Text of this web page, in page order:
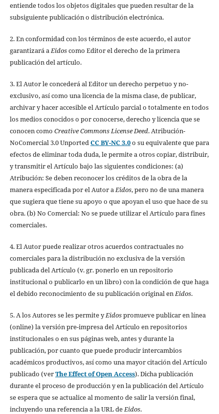
entiende todos los objetos digitales que pueden resultar de la
subsiguiente publicación o distribución electrónica.
2. En conformidad con los términos de este acuerdo, el autor
garantizará aEidoscomo Editor el derecho de la primera
publicación del artículo.
3. El Autor le concederá al Editor un derecho perpetuo y no-
exclusivo, así como una licencia de la misma clase, de publicar,
archivar y hacer accesible el Artículo parcial o totalmente en todos
los medios conocidos o por conocerse, derecho y licencia que se
conocen como Creative Commons License Deed. Atribución-
NoComercial 3.0 UnportedCC BY-NC 3.0o su equivalente que para
efectos de eliminar toda duda, le permite a otros copiar, distribuir,
y transmitir el Artículo bajo las siguientes condiciones: (a)
Atribución: Se deben reconocer los créditos de la obra de la
manera especificada por el Autor aEidos, pero no de una manera
que sugiera que tiene su apoyo o que apoyan el uso que hace de su
obra. (b) No Comercial: No se puede utilizar el Artículo para fines
comerciales.
4. El Autor puede realizar otros acuerdos contractuales no
comerciales para la distribución no exclusiva de la versión
publicada del Artículo (v. gr. ponerlo en un repositorio
institucional o publicarlo en un libro) con la condición de que haga
el debido reconocimiento de su publicación original enEidos.
5. A los Autores se les permite yEidospromueve publicar en línea
(online) la versión pre-impresa del Artículo en repositorios
institucionales o en sus páginas web, antes y durante la
publicación, por cuanto que puede producir intercambios
académicos productivos, así como una mayor citación del Artículo
publicado (verThe Effect of Open Access). Dicha publicación
durante el proceso de producción y en la publicación del Artículo
se espera que se actualice al momento de salir la versión final,
incluyendo una referencia a la URL deEidos.